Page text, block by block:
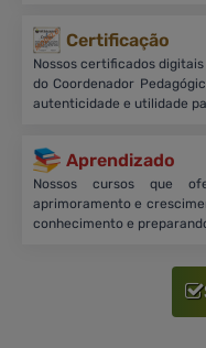
Certificação
Nossos certificados
do Coordenador
autenticidade e utilidade
Aprendizado
Nossos cursos que
aprimoramento e
conhecimento e